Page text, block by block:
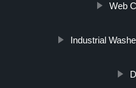
Web
Industrial